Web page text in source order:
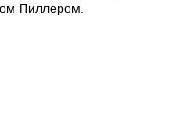
Пиллером.